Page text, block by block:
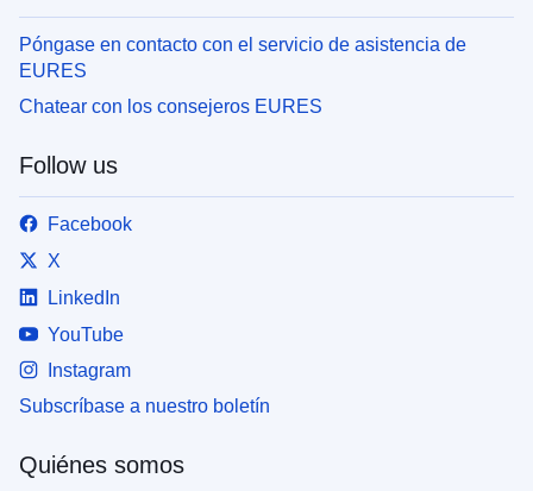
Póngase en contacto con el servicio de asistencia de
EURES
Chatear con los consejeros EURES
Follow us
Facebook
X
LinkedIn
YouTube
Instagram
Subscríbase a nuestro boletín
Quiénes somos